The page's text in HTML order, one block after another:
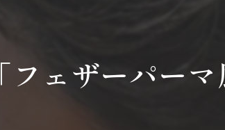
「フェザーパーマ